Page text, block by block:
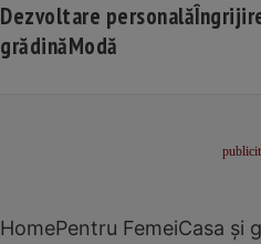
Dezvoltare personală
grădinăModă
HomePentru FemeiCasa și